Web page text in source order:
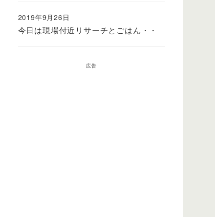
今日は現場付近リサーチとごはん・・
2019年9月26日
広告